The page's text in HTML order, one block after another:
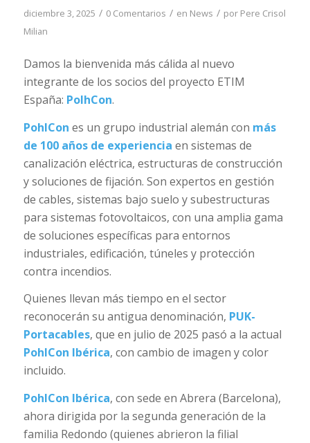
diciembre 3, 2025 / 0 Comentarios / en News / por Pere Crisol
Milian
Damos la bienvenida más cálida al nuevo
integrante de los socios del proyecto ETIM
España: PolhCon.
PohlCon es un grupo industrial alemán con más
de 100 años de experiencia en sistemas de
canalización eléctrica, estructuras de construcción
y soluciones de fijación. Son expertos en gestión
de cables, sistemas bajo suelo y subestructuras
para sistemas fotovoltaicos, con una amplia gama
de soluciones específicas para entornos
industriales, edificación, túneles y protección
contra incendios.
Quienes llevan más tiempo en el sector
reconocerán su antigua denominación, PUK-
Portacables, que en julio de 2025 pasó a la actual
PohlCon Ibérica, con cambio de imagen y color
incluido.
PohlCon Ibérica, con sede en Abrera (Barcelona),
ahora dirigida por la segunda generación de la
familia Redondo (quienes abrieron la filial